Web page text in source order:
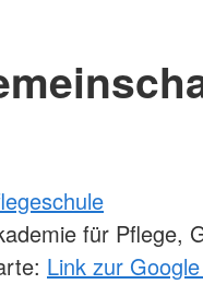
für Pflege,
Link zur